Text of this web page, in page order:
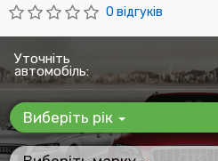
0 відгуків
Уточніть
автомобіль:
Виберіть рік